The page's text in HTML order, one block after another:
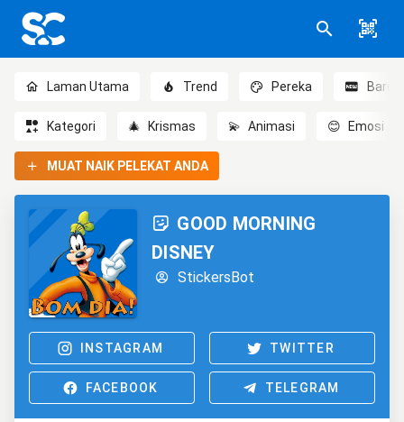
Laman Utama Trend Pereka Baru
Kategori 🎄 Krismas 💫 Animasi 😊 Emosi
MUAT NAIK PELEKAT ANDA
GOOD MORNING
DISNEY
StickersBot
INSTAGRAM TWITTER
FACEBOOK TELEGRAM